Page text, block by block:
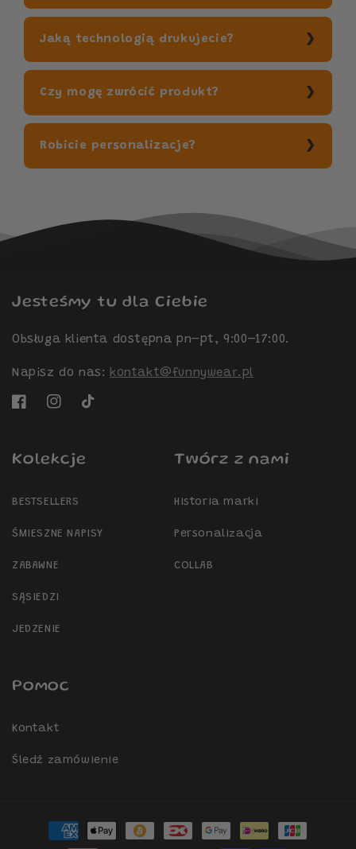
Jaką technologią drukujecie?
Czy mogę zwrócić produkt?
Robicie personalizacje?
Jesteśmy tu dla Ciebie
Obsługa klienta dostępna pn–pt, 9:00–17:00.
Napisz do nas: kontakt@funnywear.pl
FacebookInstagram
TikTok
Kolekcje
BESTSELLERS
ŚMIESZNE NAPISY
ZABAWNE
SĄSIEDZI
JEDZENIE
Twórz z nami
Historia marki
Personalizacja
COLLAB
Pomoc
Kontakt
Śledź zamówienie
Metody